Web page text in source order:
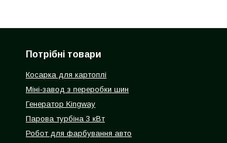
Потрібні товари
Косарка для картоплі
Міні-завод з переробки шин
Генератор Kingway
Парова турбіна 3 кВт
Робот для фарбування авто